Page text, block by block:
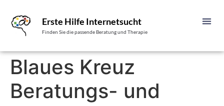
Erste Hilfe Internetsucht
Finden Sie die passende Beratung und Therapie
Blaues Kreuz
Beratungs- und